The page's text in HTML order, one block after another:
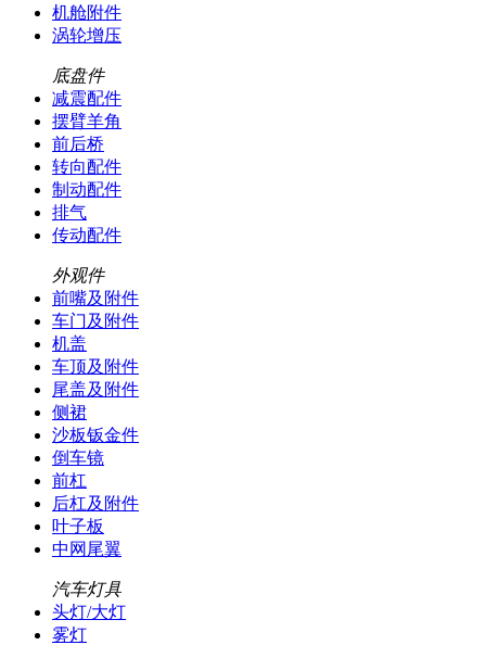
机舱附件
涡轮增压
底盘件
减震配件
摆臂羊角
前后桥
转向配件
制动配件
排气
传动配件
外观件
前嘴及附件
车门及附件
机盖
车顶及附件
尾盖及附件
侧裙
沙板钣金件
倒车镜
前杠
后杠及附件
叶子板
中网尾翼
汽车灯具
头灯/大灯
雾灯